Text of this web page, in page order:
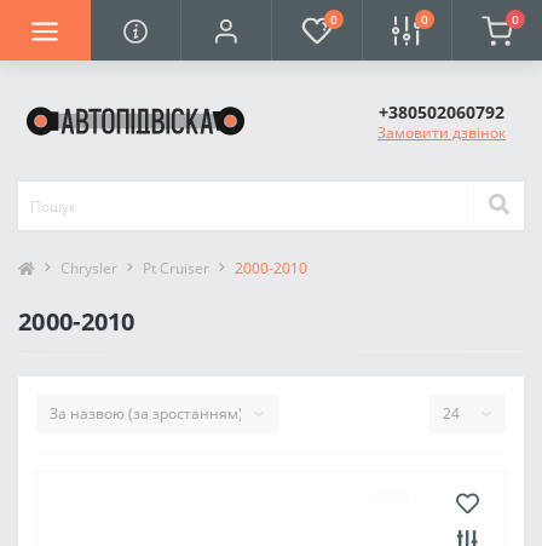
0 0 0
+380502060792
Замовити дзвінок
Chrysler Pt Cruiser 2000-2010
2000-2010